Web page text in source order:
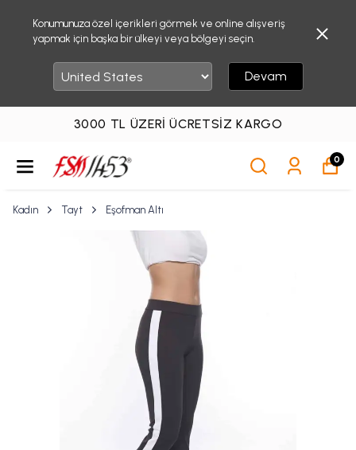
Konumunuza özel içerikleri görmek ve online alışveriş
yapmak için başka bir ülkeyi veya bölgeyi seçin.
Devam
3000 TL ÜZERI ÜCRETSIZ KARGO
0
Kadın Tayt Eşofman Altı